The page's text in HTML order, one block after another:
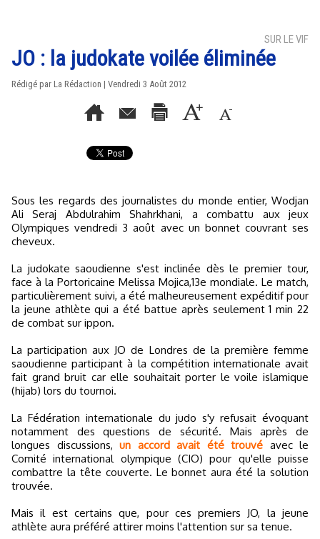
SUR LE VIF
JO : la judokate voilée éliminée
Rédigé par La Rédaction | Vendredi 3 Août 2012
Sous les regards des journalistes du monde entier, Wodjan
Ali Seraj Abdulrahim Shahrkhani, a combattu aux jeux
Olympiques vendredi 3 août avec un bonnet couvrant ses
cheveux.
La judokate saoudienne s'est inclinée dès le premier tour,
face à la Portoricaine Melissa Mojica,13e mondiale. Le match,
particulièrement suivi, a été malheureusement expéditif pour
la jeune athlète qui a été battue après seulement 1 min 22
de combat sur ippon.
La participation aux JO de Londres de la première femme
saoudienne participant à la compétition internationale avait
fait grand bruit car elle souhaitait porter le voile islamique
(hijab) lors du tournoi.
La Fédération internationale du judo s'y refusait évoquant
notamment des questions de sécurité. Mais après de
longues discussions, un accord avait été trouvé avec le
Comité international olympique (CIO) pour qu'elle puisse
combattre la tête couverte. Le bonnet aura été la solution
trouvée.
Mais il est certains que, pour ces premiers JO, la jeune
athlète aura préféré attirer moins l'attention sur sa tenue.